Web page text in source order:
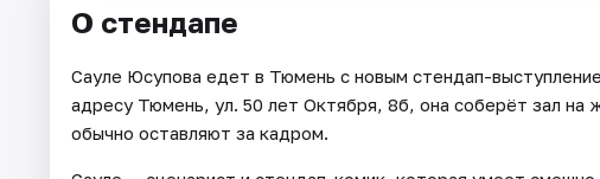
О стендапе
Сауле Юсупова едет в Тюмень с новым стендап-
адресу Тюмень, ул. 50 лет Октября, 8б, она соберёт зал
обычно оставляют за кадром.